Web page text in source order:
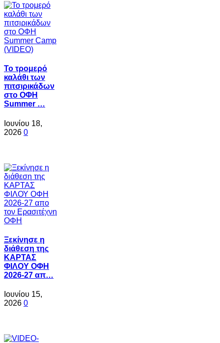
Το τρομερό
καλάθι των
πιτσιρικάδων
στο ΟΦΗ
Summer …
Ιουνίου 18,
2026 0
Ξεκίνησε η
διάθεση της
ΚΑΡΤΑΣ
ΦΙΛΟΥ ΟΦΗ
2026-27 απ…
Ιουνίου 15,
2026 0